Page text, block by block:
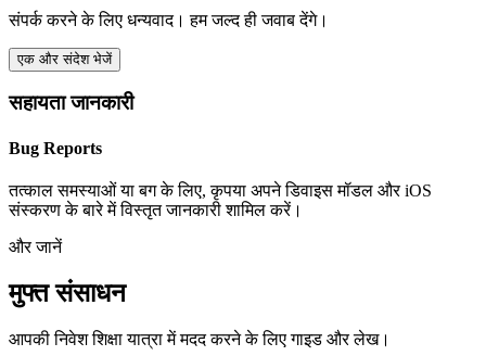
संपर्क करने के लिए धन्यवाद। हम जल्द ही जवाब देंगे।
एक और संदेश भेजें
सहायता जानकारी
Bug Reports
तत्काल समस्याओं या बग के लिए, कृपया अपने डिवाइस मॉडल और iOS
संस्करण के बारे में विस्तृत जानकारी शामिल करें।
और जानें
मुफ्त संसाधन
आपकी निवेश शिक्षा यात्रा में मदद करने के लिए गाइड और लेख।